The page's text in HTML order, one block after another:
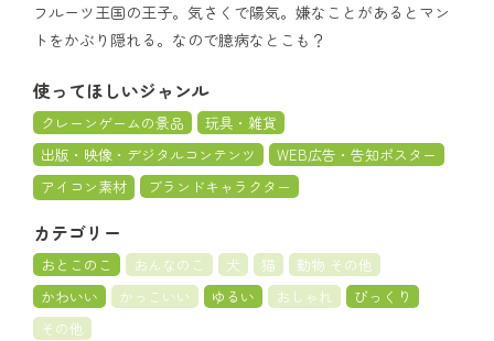
フルーツ王国の王子。気さくで陽気。嫌なことがあるとマン
トをかぶり隠れる。なので臆病なとこも？
使ってほしいジャンル
クレーンゲームの景品
玩具・雑貨
出版・映像・デジタルコンテンツ
WEB広告・告知ポスター
アイコン素材
ブランドキャラクター
カテゴリー
おとこのこ おんなのこ 犬 猫
動物 その他
かわいい
かっこいい ゆるい おしゃれ
びっくり
その他